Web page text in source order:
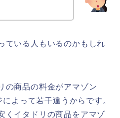
ている人もいるのかもしれ
の商品の料金がアマゾン
よって若干違うからです。
くイタドリの商品をアマゾ